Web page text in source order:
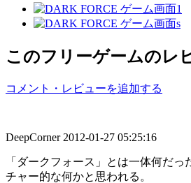
このフリーゲームのレ
コメント・レビューを追加する
DeepCorner 2012-01-27 05:25:16
「ダークフォース」とは一体何だっ
チャー的な何かと思われる。